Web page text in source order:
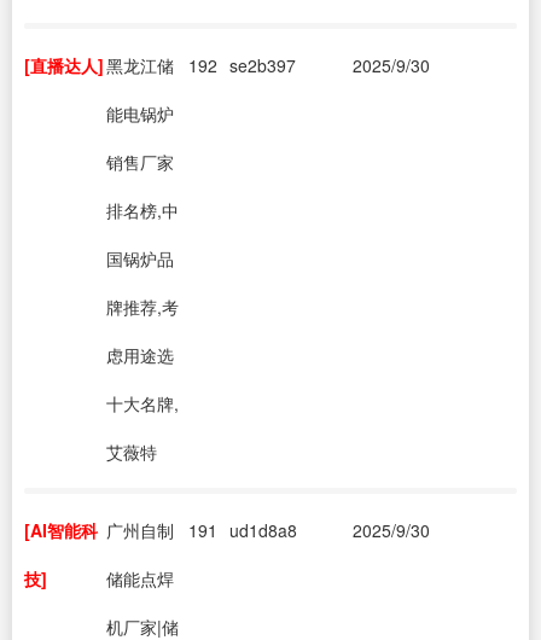
[直播达人]黑龙江储
能电锅炉
销售厂家
排名榜,中
国锅炉品
牌推荐,考
虑用途选
十大名牌,
艾薇特
192 se2b397 2025/9/30
[AI智能科
技]
广州自制
储能点焊
机厂家|储
191 ud1d8a8 2025/9/30